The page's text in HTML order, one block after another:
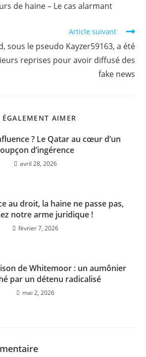
de haine – Le cas alarmant
Article suivant
sous le pseudo Kayzer59163, a été
reprises pour avoir diffusé des
fake news
AIMER
? Le Qatar au cœur d’un
d’ingérence
avril 28, 2026
au droit, la haine ne passe pas,
notre arme juridique !
février 7, 2026
de Whitemoor : un aumônier
par un détenu radicalisé
mai 2, 2026